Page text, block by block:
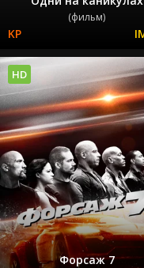
(фильм)
Форсаж 7
HD